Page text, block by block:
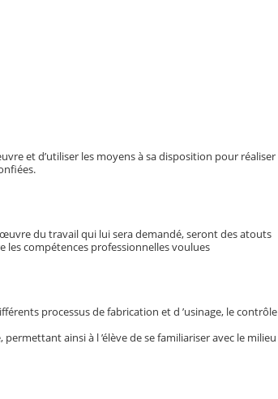
et d’utiliser les moyens à sa disposition pour réaliser
du travail qui lui sera demandé, seront des atouts
compétences professionnelles voulues
processus de fabrication et d ’usinage, le contrôle
ainsi à l ’élève de se familiariser avec le milieu